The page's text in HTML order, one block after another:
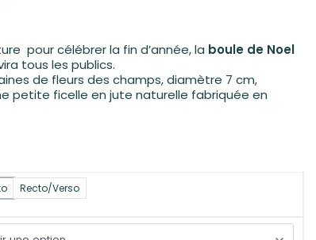
pour célébrer la fin d’année, la boule de Noel
tous les publics.
de fleurs des champs, diamètre 7 cm,
petite ficelle en jute naturelle fabriquée en
Recto/Verso